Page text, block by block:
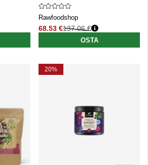
Rawfoodshop
68.53 €
Normaali hinta
137.06 €
OSTA
20%